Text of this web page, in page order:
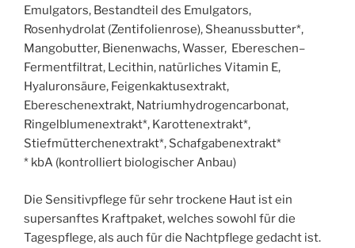
Emulgators, Bestandteil des Emulgators,
Rosenhydrolat (Zentifolienrose), Sheanussbutter*,
Mangobutter, Bienenwachs, Wasser, Ebereschen–
Fermentfiltrat, Lecithin, natürliches Vitamin E,
Hyaluronsäure, Feigenkaktusextrakt,
Ebereschenextrakt, Natriumhydrogencarbonat,
Ringelblumenextrakt*, Karottenextrakt*,
Stiefmütterchenextrakt*, Schafgabenextrakt*
* kbA (kontrolliert biologischer Anbau)
Die Sensitivpflege für sehr trockene Haut ist ein
supersanftes Kraftpaket, welches sowohl für die
Tagespflege, als auch für die Nachtpflege gedacht ist.